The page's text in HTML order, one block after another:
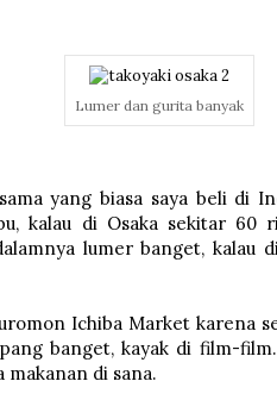
Lumer dan gurita banyak
yang biasa saya beli di
kalau di Osaka sekitar 60
lumer banget, kalau
Ichiba Market karena
banget, kayak di film-
makanan di sana.